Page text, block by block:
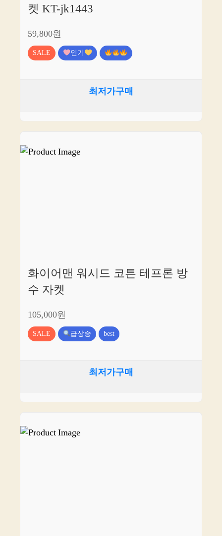
켓 KT-jk1443
59,800원
SALE 인기
최저가구매
화이어맨 워시드 코튼 테프론 방
수 자켓
105,000원
SALE 급상승 best
최저가구매